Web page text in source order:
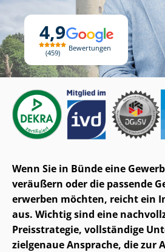
4,9
459
Bewertungen
Wenn Sie in Bünde eine
veräußern oder die passende
erwerben möchten, reicht ein
aus. Wichtig sind eine
Preisstrategie, vollständige
zielgenaue Ansprache, die zur